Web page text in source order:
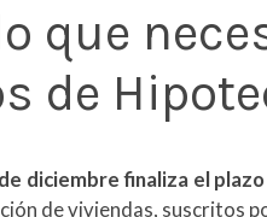
que
de
diciembre finaliza el
de viviendas, suscritos